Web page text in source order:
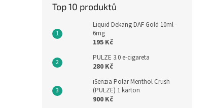
Top 10 produktů
Liquid Dekang DAF Gold 10ml -
6mg
195 Kč
PULZE 3.0 e-cigareta
280 Kč
iSenzia Polar Menthol Crush
(PULZE) 1 karton
900 Kč